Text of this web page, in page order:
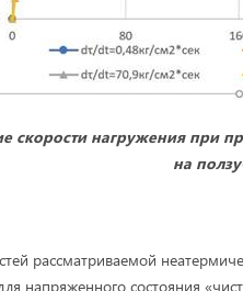
скорости нагружения при
на
рассматриваемой
напряженного состояния